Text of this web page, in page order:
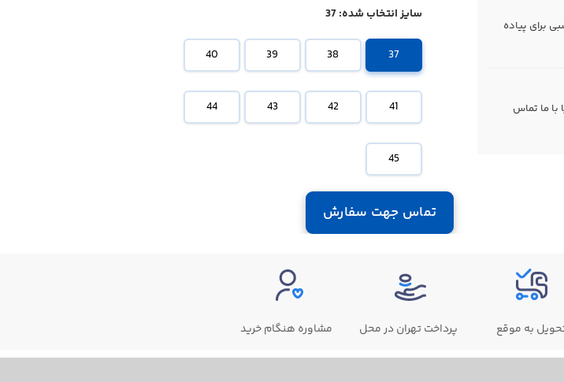
برای پیاده
ما تماس
سایز انتخاب شده:37
37
38
39
40
41
42
43
44
45
تماس جهت سفارش
به موقع پرداخت تهران در محل مشاوره هنگام خرید